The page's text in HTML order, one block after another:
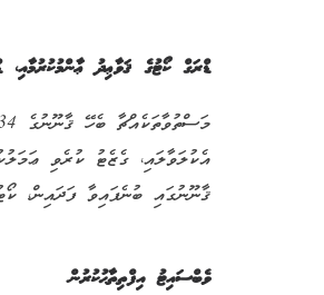
ޑްރަގް ކޯޓުގެ ޤަވާޢިދު
ޤާނޫނުގައި ބުނެފައިވާ ފަދައިން،
ވެބްސައިޓު އިފްތިތާޙުކުރުން